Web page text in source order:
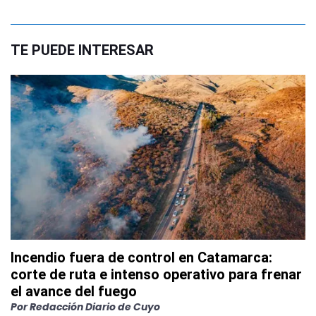
TE PUEDE INTERESAR
Incendio fuera de control en Catamarca:
corte de ruta e intenso operativo para frenar
el avance del fuego
PorRedacción Diario de Cuyo